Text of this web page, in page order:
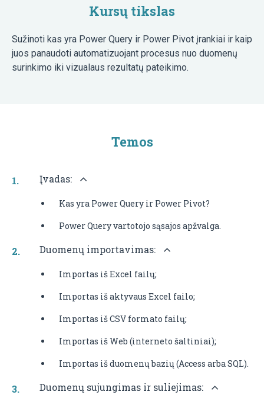
Kursų tikslas
Sužinoti kas yra Power Query ir Power Pivot įrankiai ir kaip
juos panaudoti automatizuojant procesus nuo duomenų
surinkimo iki vizualaus rezultatų pateikimo.
Temos
Įvadas:
Kas yra Power Query ir Power Pivot?
Power Query vartotojo sąsajos apžvalga.
Duomenų importavimas:
Importas iš Excel failų;
Importas iš aktyvaus Excel failo;
Importas iš CSV formato failų;
Importas iš Web (interneto šaltiniai);
Importas iš duomenų bazių (Access arba SQL).
Duomenų sujungimas ir suliejimas: